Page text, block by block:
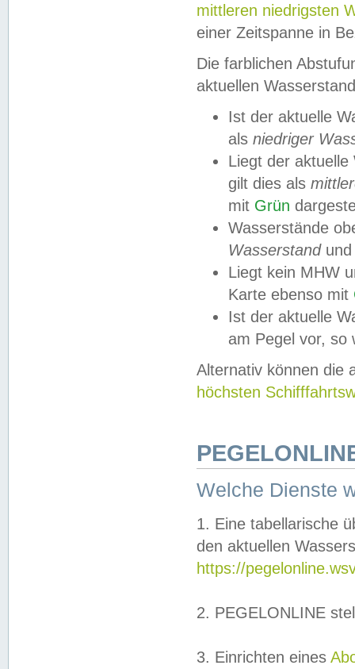
mittleren niedrigsten
einer Zeitspanne in
Die farblichen
aktuellen
Ist der aktuelle
als niedriger
Liegt der
gilt dies als
mit Grün
Wasserstände
Wasserstandund
Liegt kein MHW
Karte ebenso mit
Ist der aktuelle
am Pegel vor,
Alternativ können die
höchsten
Welche Dienste
1. Eine tabellarische
den aktuellen
https://
2. PEGELONLINE
3. Einrichten eines